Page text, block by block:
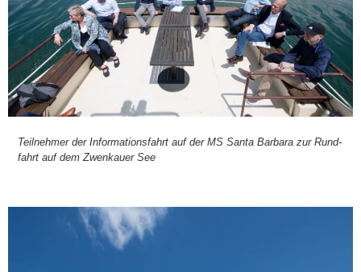
Teil­neh­mer der Infor­ma­ti­ons­fahrt auf der MS San­ta Bar­ba­ra zur Rund­
fahrt auf dem Zwenkau­er See